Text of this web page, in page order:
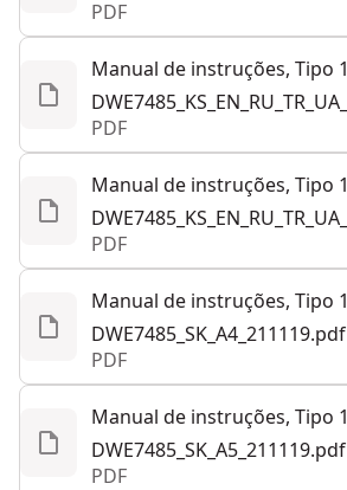
PDF
Manual de instruções, Tipo 1
PDF
Manual de instruções, Tipo 1
PDF
Manual de instruções, Tipo 1
DWE7485_SK_A4_211119.pdf
PDF
Manual de instruções, Tipo 1
DWE7485_SK_A5_211119.pdf
PDF